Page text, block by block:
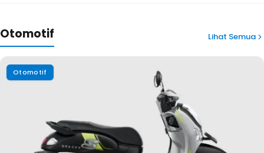
Otomotif Lihat Semua
Otomotif